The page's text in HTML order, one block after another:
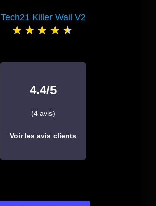
Tech21 Killer Wail V2
4.4/5
(4 avis)
Voir les avis clients